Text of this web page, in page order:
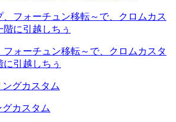
フォーチュン移転～で、クロムカスタ
に引越しちぅ
カスタム